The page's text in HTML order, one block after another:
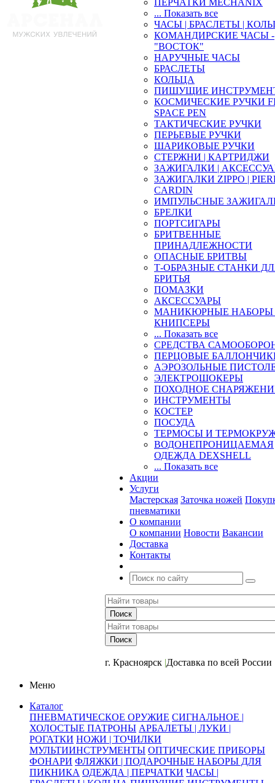
ПЕРЧАТКИ MECHANIX
... Показать все
ЧАСЫ | БРАСЛЕТЫ |
КОМАНДИРСКИЕ ЧАСЫ -
"ВОСТОК"
НАРУЧНЫЕ ЧАСЫ
БРАСЛЕТЫ
КОЛЬЦА
ПИШУЩИЕ
КОСМИЧЕСКИЕ РУЧКИ
SPACE PEN
ТАКТИЧЕСКИЕ РУЧКИ
ПЕРЬЕВЫЕ РУЧКИ
ШАРИКОВЫЕ РУЧКИ
СТЕРЖНИ | КАРТРИДЖИ
ЗАЖИГАЛКИ |
ЗАЖИГАЛКИ ZIPPO |
CARDIN
ИМПУЛЬСНЫЕ
БРЕЛКИ
ПОРТСИГАРЫ
БРИТВЕННЫЕ
ПРИНАДЛЕЖНОСТИ
ОПАСНЫЕ БРИТВЫ
Т-ОБРАЗНЫЕ СТАНКИ
БРИТЬЯ
ПОМАЗКИ
АКСЕССУАРЫ
МАНИКЮРНЫЕ НАБОРЫ
КНИПСЕРЫ
... Показать все
СРЕДСТВА
ПЕРЦОВЫЕ
АЭРОЗОЛЬНЫЕ
ЭЛЕКТРОШОКЕРЫ
ПОХОДНОЕ
ИНСТРУМЕНТЫ
КОСТЕР
ПОСУДА
ТЕРМОСЫ И
ВОДОНЕПРОНИЦАЕМАЯ
ОДЕЖДА DEXSHELL
... Показать все
Акции
Услуги
Мастерская Заточка ножей
пневматики
О компании
О компании Новости Вакансии
Доставка
Контакты
г. Красноярск |Доставка по всей России
Меню
Каталог
ПНЕВМАТИЧЕСКОЕ ОРУЖИЕ СИГНАЛЬНОЕ |
ХОЛОСТЫЕ ПАТРОНЫ АРБАЛЕТЫ | ЛУКИ |
РОГАТКИ НОЖИ | ТОЧИЛКИ
МУЛЬТИИНСТРУМЕНТЫ ОПТИЧЕСКИЕ ПРИБОРЫ
ФОНАРИ ФЛЯЖКИ | ПОДАРОЧНЫЕ НАБОРЫ ДЛЯ
ПИКНИКА ОДЕЖДА | ПЕРЧАТКИ ЧАСЫ |